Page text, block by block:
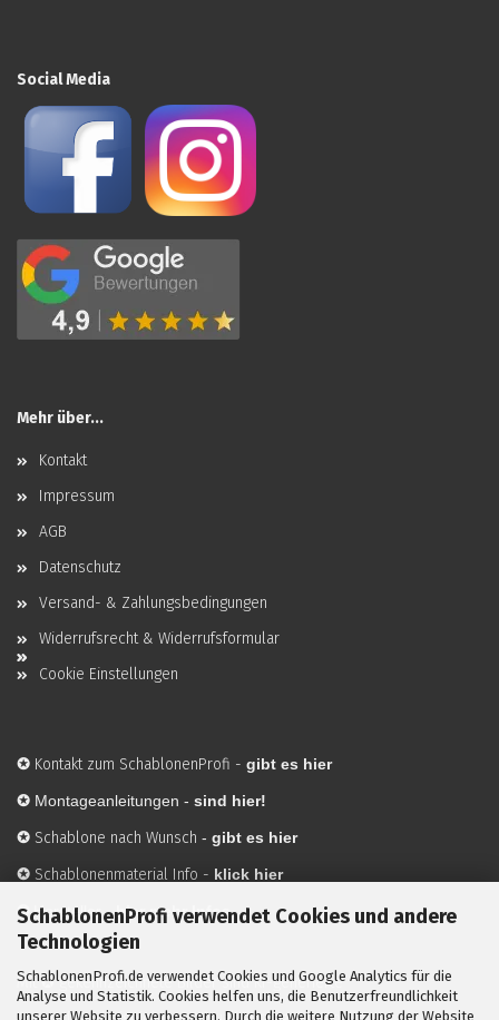
SchablonenProfi verwendet Cookies und andere
Technologien
SchablonenProfi.de verwendet Cookies und Google Analytics für die
Analyse und Statistik. Cookies helfen uns, die Benutzerfreundlichkeit
unserer Website zu verbessern. Durch die weitere Nutzung der Website
Social Media
Mehr über...
Kontakt
Impressum
AGB
Datenschutz
Versand- & Zahlungsbedingungen
Widerrufsrecht & Widerrufsformular
Cookie Einstellungen
✪ Kontakt zum SchablonenProfi - gibt es hier
✪ Montageanleitungen - sind hier!
✪ Schablone nach Wunsch - gibt es hier
✪ Schablonenmaterial Info - klick hier
✪Hersteller-hier mehr Infos
Mit ✪ gekennzeichnete Bilder sind KI-generierte